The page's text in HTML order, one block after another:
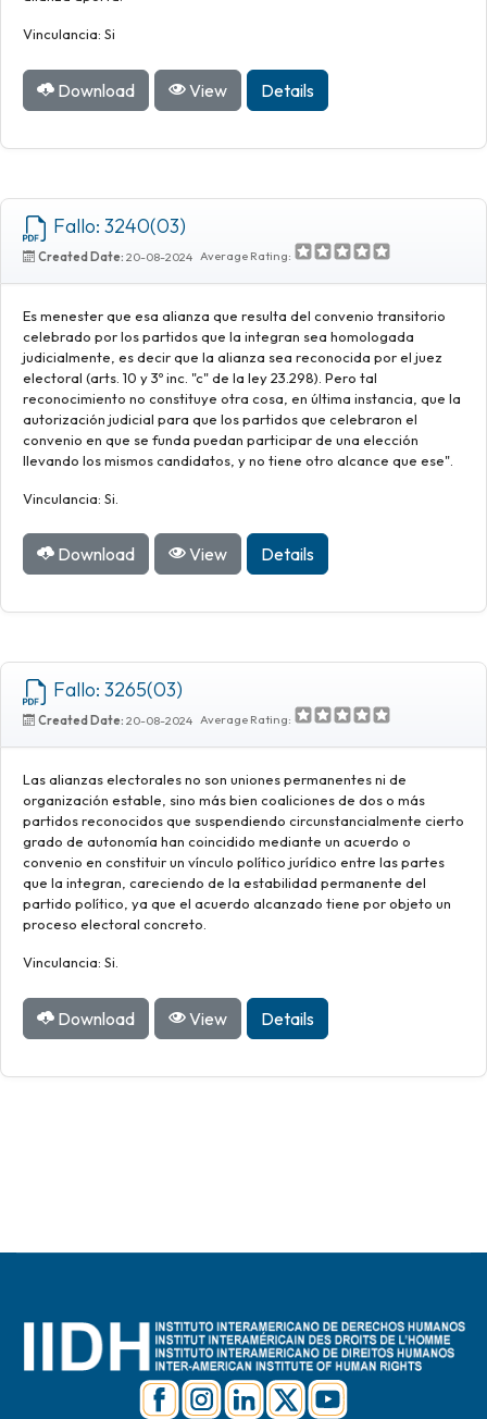
Vinculancia: Si
Download View Details
Fallo: 3240(03)
Created Date: 20-08-2024 Average Rating:
Es menester que esa alianza que resulta del convenio transitorio
celebrado por los partidos que la integran sea homologada
judicialmente, es decir que la alianza sea reconocida por el juez
electoral (arts. 10 y 3º inc. "c" de la ley 23.298). Pero tal
reconocimiento no constituye otra cosa, en última instancia, que la
autorización judicial para que los partidos que celebraron el
convenio en que se funda puedan participar de una elección
llevando los mismos candidatos, y no tiene otro alcance que ese".
Vinculancia: Si.
Download View Details
Fallo: 3265(03)
Created Date: 20-08-2024 Average Rating:
Las alianzas electorales no son uniones permanentes ni de
organización estable, sino más bien coaliciones de dos o más
partidos reconocidos que suspendiendo circunstancialmente cierto
grado de autonomía han coincidido mediante un acuerdo o
convenio en constituir un vínculo político jurídico entre las partes
que la integran, careciendo de la estabilidad permanente del
partido político, ya que el acuerdo alcanzado tiene por objeto un
proceso electoral concreto.
Vinculancia: Si.
Download View Details